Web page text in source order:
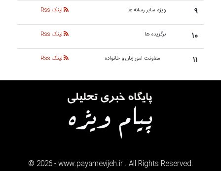
۹ ویژه سایر رسانه ها لینک Rss
۱۰ برگزیده ها لینک Rss
۱۱ معاونت امور زنان و خانواده لینک Rss
© 2026- www.payamevijeh.ir . All Rights Reserved.